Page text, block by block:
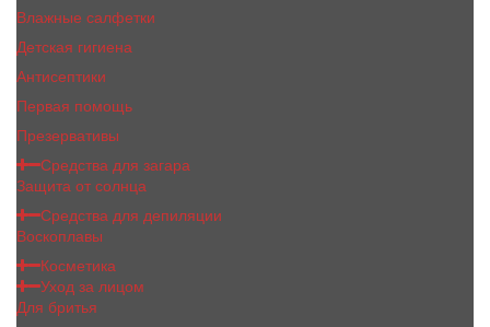
Влажные салфетки
Детская гигиена
Антисептики
Первая помощь
Презервативы
Средства для загара
Защита от солнца
Средства для депиляции
Воскоплавы
Косметика
Уход за лицом
Для бритья